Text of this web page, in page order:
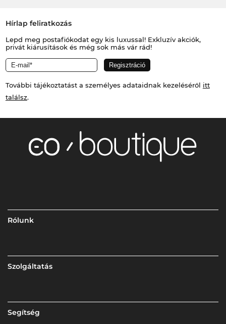
Hírlap feliratkozás
Lepd meg postafiókodat egy kis luxussal! Exkluzív akciók,
privát kiárusítások és még sok más vár rád!
További tájékoztatást a személyes adataidnak kezeléséről itt
találsz.
Rólunk
Szolgáltatás
Segítség